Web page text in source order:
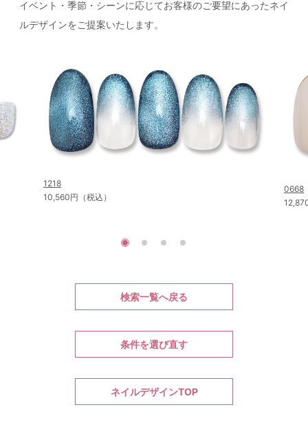
イベント・季節・シーンに応じてお客様のご要望にあったネイ
ルデザインをご提案いたします。
1218
10,560円（税込）
0668
検索一覧へ戻る
条件を選び直す
ネイルデザインTOP